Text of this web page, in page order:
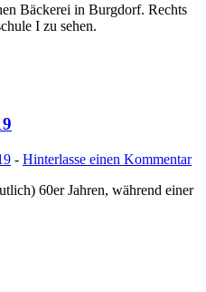
Bäckerei in Burgdorf. Rechts
I zu sehen.
- Hinterlasse einen Kommentar
60er Jahren, während einer